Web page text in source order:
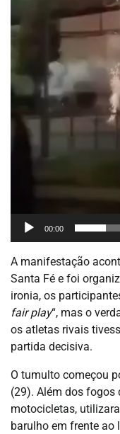
00:00
A manifestação
Santa Fé e foi
ironia, os
fair play“, mas o
os atletas rivais
partida decisiva.
O tumulto começou
(29). Além dos fogos
motocicletas,
barulho em frente ao